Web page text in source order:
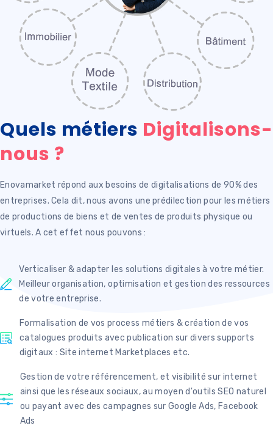
Quels métiers Digitalisons-
nous ?
Enovamarket répond aux besoins de digitalisations de 90% des
entreprises. Cela dit, nous avons une prédilection pour les métiers
de productions de biens et de ventes de produits physique ou
virtuels. A cet effet nous pouvons :
Verticaliser & adapter les solutions digitales à votre métier.
Meilleur organisation, optimisation et gestion des ressources
de votre entreprise.
Formalisation de vos process métiers & création de vos
catalogues produits avec publication sur divers supports
digitaux : Site internet Marketplaces etc.
Gestion de votre référencement, et visibilité sur internet
ainsi que les réseaux sociaux, au moyen d'outils SEO naturel
ou payant avec des campagnes sur Google Ads, Facebook
Ads